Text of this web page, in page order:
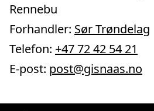
Rennebu
Forhandler: Sør Trøndelag
Telefon: +47 72 42 54 21
E-post: post@gisnaas.no